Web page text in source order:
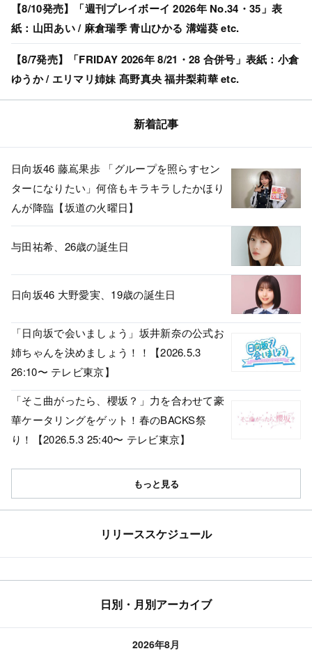
【8/10発売】「週刊プレイボーイ 2026年 No.34・35」表
紙：山田あい / 麻倉瑞季 青山ひかる 溝端葵 etc.
【8/7発売】「FRIDAY 2026年 8/21・28 合併号」表紙：小倉
ゆうか / エリマリ姉妹 髙野真央 福井梨莉華 etc.
新着記事
日向坂46 藤嶌果歩 「グループを照らすセン
ターになりたい」何倍もキラキラしたかほり
んが降臨【坂道の火曜日】
与田祐希、26歳の誕生日
日向坂46 大野愛実、19歳の誕生日
「日向坂で会いましょう」坂井新奈の公式お
姉ちゃんを決めましょう！！【2026.5.3
26:10〜 テレビ東京】
「そこ曲がったら、櫻坂？」力を合わせて豪
華ケータリングをゲット！春のBACKS祭
り！【2026.5.3 25:40〜 テレビ東京】
もっと見る
リリーススケジュール
日別・月別アーカイブ
2026年8月